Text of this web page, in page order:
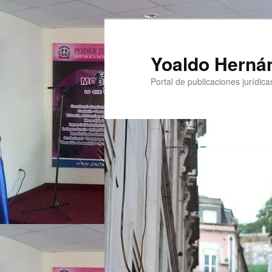
Yoaldo
Portal de publicaciones